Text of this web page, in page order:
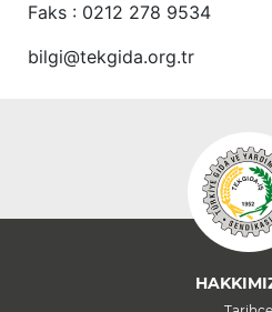
Faks : 0212 278 9534
bilgi@tekgida.org.tr